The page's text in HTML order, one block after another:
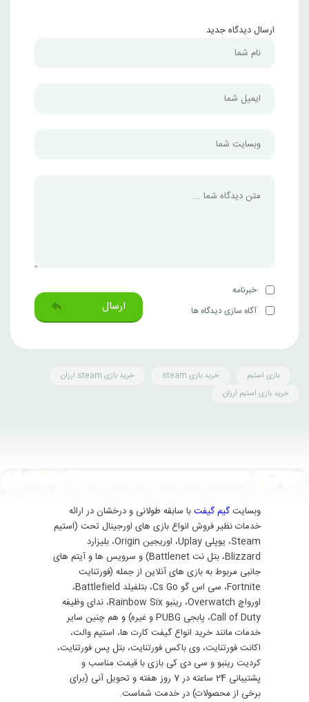
ارسال دیدگاه جدید
خبرنامه
آگاه سازی دیدگاه ها
ارسال
بازی استیم خرید بازی steam
خرید بازی steam ارزان
خرید بازی استیم ارزان
وبسایت گیم گیفتبا سابقه طولانی و درخشان در ارائه
خدمات نظیر فروش انواع بازی های اورجینال تحت (استیم
Steam، یوپلی Uplay، اوریجین Origin، بلیزارد
Blizzard، بتل نت Battlenet) و سرویس ها و آیتم های
جانبی مربوط به بازی های آنلاین از جمله (فورتنایت
Fortnite، سی اس گو Cs Go، بتلفیلد Battlefield،
اورواچ Overwatch، رینبو Rainbow Six، ندای وظیفه
Call of Duty، پابجی PUBG و غیره) و هم چنین سایر
خدمات مانند خرید انواع گیفت کارت ها، استیم والت،
اکانت فورتنایت، وی باکس فورتنایت، بتل پس فورتنایت،
کردیت رینبو و سی دی کی بازی با قیمت مناسب و
پشتیبانی 24 ساعته در 7 روز هفته و تحویل آنی (برای
برخی از محصولات) در خدمت شماست.